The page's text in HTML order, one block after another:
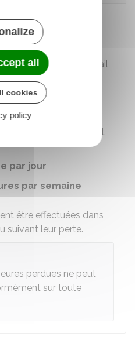
immédiatement
mise en place dans
perdues à
collective du travail
peut être fixée
.
durée du travail ne peut
par jour
par semaine
être effectuées dans
suivant leur perte.
perdues ne peut
sur toute
all
cookies
policy